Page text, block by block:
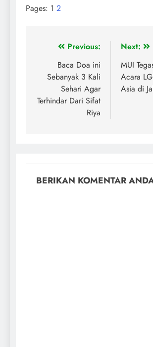
Pages: 1 2
Previous:
Baca Doa ini
Sebanyak 3 Kali
Sehari Agar
Terhindar Dari Sifat
Riya
Next:
MUI
Acara
Asia di
BERIKAN KOMENTAR